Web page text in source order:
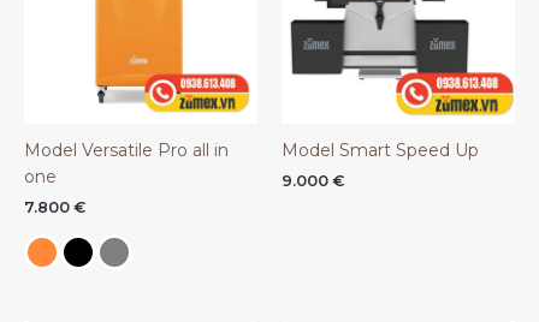
Model Versatile Pro all in
one
7.800 €
Model Smart Speed Up
9.000 €